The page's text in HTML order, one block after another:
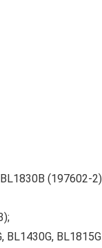
(197602-
BL1815G